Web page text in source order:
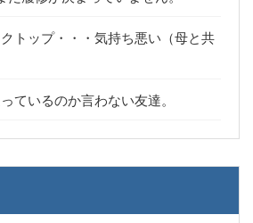
トップ・・・気持ち悪い（母と共
ているのか言わない友達。